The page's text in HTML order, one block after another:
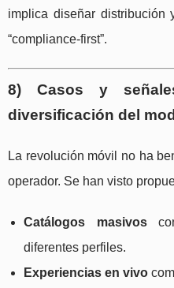
implica diseñar distribución
“compliance-first”.
8) Casos y
diversificación del
La revolución móvil no ha
operador. Se han visto
Catálogos masivos
diferentes perfiles.
Experiencias en vivo